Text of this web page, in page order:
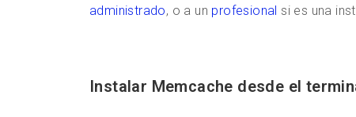
administrado, o a un profesional si es una
Instalar Memcache desde el